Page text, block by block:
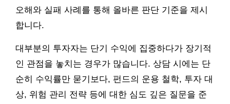
오해와 실패 사례를 통해 올바른 판단 기준을 제시
합니다.
대부분의 투자자는 단기 수익에 집중하다가 장기적
인 관점을 놓치는 경우가 많습니다. 상담 시에는 단
순히 수익률만 묻기보다, 펀드의 운용 철학, 투자 대
상, 위험 관리 전략 등에 대한 심도 깊은 질문을 준